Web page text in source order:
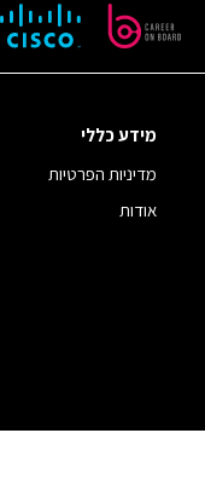
מידע כללי
מדיניות הפרטיות
אודות